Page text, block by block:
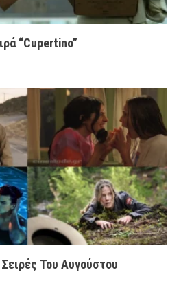
“Cupertino”
Του Αυγούστου